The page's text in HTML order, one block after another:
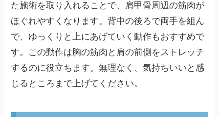
た施術を取り入れることで、肩甲骨周辺の筋肉が
ほぐれやすくなります。背中の後ろで両手を組ん
で、ゆっくりと上にあげていく動作もおすすめで
す。この動作は胸の筋肉と肩の前側をストレッチ
するのに役立ちます。無理なく、気持ちいいと感
じるところまで上げてください。